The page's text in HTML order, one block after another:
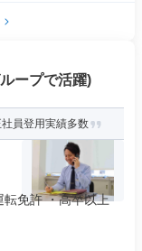
ープで活躍)
員登用実績多数
免許 ・高卒以上